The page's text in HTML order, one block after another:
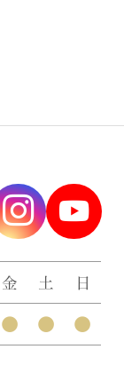
金 土 日
● ● ●